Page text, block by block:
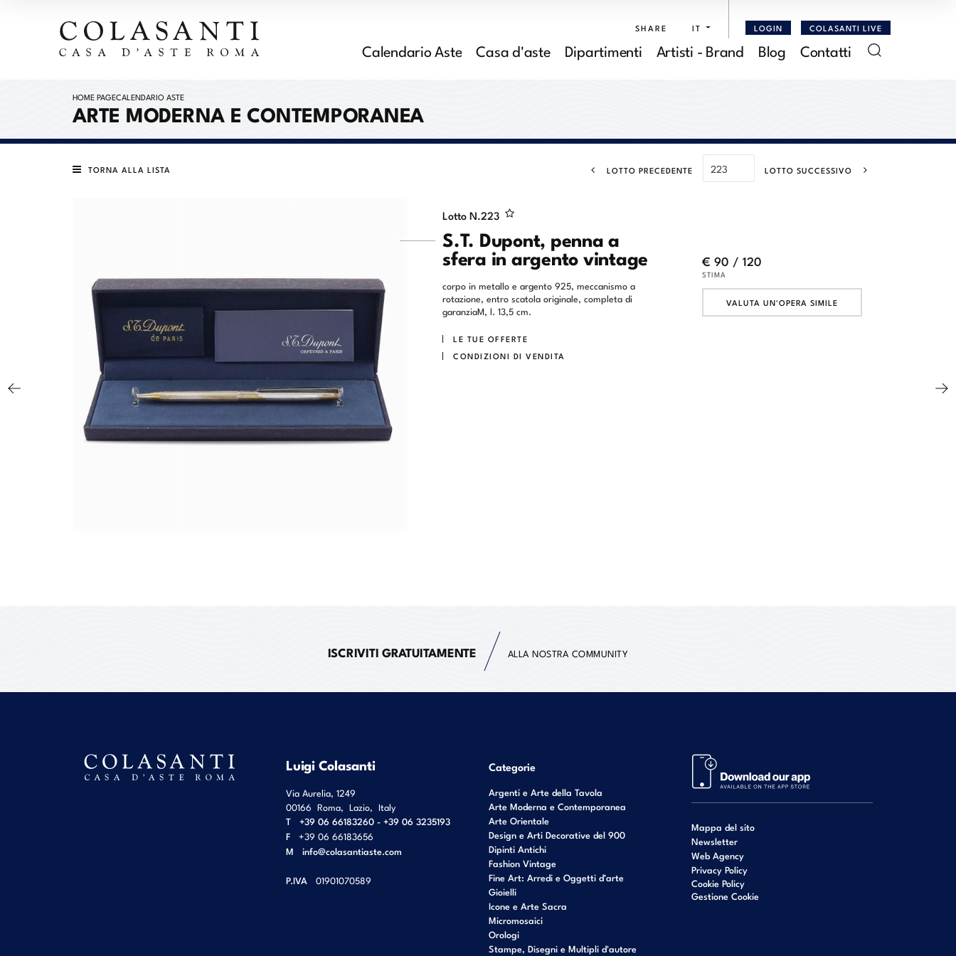
SHARE IT LOGIN COLASANTI LIVE
Calendario Aste Casa d'aste Dipartimenti Artisti - Brand Blog Contatti
HOME PAGECALENDARIO ASTE
ARTE MODERNA E CONTEMPORANEA
TORNA ALLA LISTA LOTTO PRECEDENTE LOTTO SUCCESSIVO
Lotto N.223
S.T. Dupont, penna a
sfera in argento vintage
corpo in metallo e argento 925, meccanismo a
rotazione, entro scatola originale, completa di
garanziaM, l. 13,5 cm.
LE TUE OFFERTE
CONDIZIONI DI VENDITA
€ 90 / 120
STIMA
VALUTA UN'OPERA SIMILE
ISCRIVITI GRATUITAMENTE ALLA NOSTRA COMMUNITY
Luigi Colasanti
Via Aurelia, 1249
00166 Roma, Lazio, Italy
T
+39 06 66183260 - +39 06 3235193
F
+39 06 66183656
M info@colasantiaste.com
P.IVA 01901070589
Categorie
Argenti e Arte della Tavola
Arte Moderna e Contemporanea
Arte Orientale
Design e Arti Decorative del 900
Dipinti Antichi
Fashion Vintage
Fine Art: Arredi e Oggetti d’arte
Gioielli
Icone e Arte Sacra
Micromosaici
Orologi
Stampe, Disegni e Multipli d'autore
Mappa del sito
Newsletter
Web Agency
Privacy Policy
Cookie Policy
Gestione Cookie